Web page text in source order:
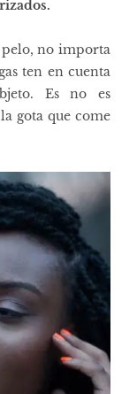
no importa
ten en cuenta
Es no es
gota que come